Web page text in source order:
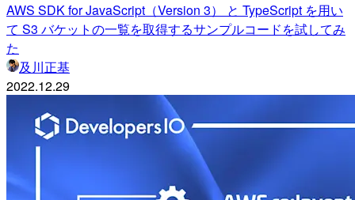
AWS SDK for JavaScript（Version 3） と TypeScript を用い
て S3 バケットの一覧を取得するサンプルコードを試してみ
た
及川正基
2022.12.29